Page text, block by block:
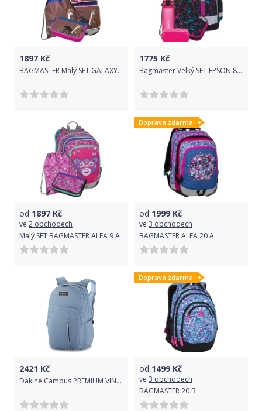
1897 Kč
BAGMASTER Malý SET GALAXY 9 B
1775 Kč
Bagmaster Velký SET EPSON 8 A
od 1897 Kč
ve 2 obchodech
Malý SET BAGMASTER ALFA 9 A
Doprava zdarma
od 1999 Kč
ve 3 obchodech
BAGMASTER ALFA 20 A
2421 Kč
Dakine Campus PREMIUM VINTAGE BLUE batoh 28L
Doprava zdarma
od 1499 Kč
ve 3 obchodech
BAGMASTER 20 B